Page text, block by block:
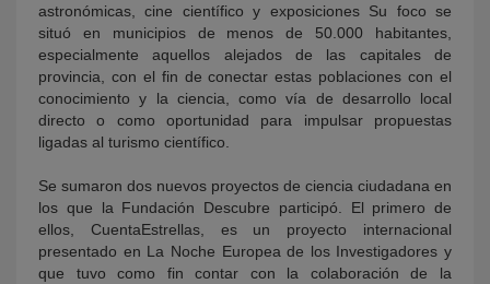
astronómicas, cine científico y exposiciones Su foco se
situó en municipios de menos de 50.000 habitantes,
especialmente aquellos alejados de las capitales de
provincia, con el fin de conectar estas poblaciones con el
conocimiento y la ciencia, como vía de desarrollo local
directo o como oportunidad para impulsar propuestas
ligadas al turismo científico.
Se sumaron dos nuevos proyectos de ciencia ciudadana en
los que la Fundación Descubre participó. El primero de
ellos, CuentaEstrellas, es un proyecto internacional
presentado en La Noche Europea de los Investigadores y
que tuvo como fin contar con la colaboración de la